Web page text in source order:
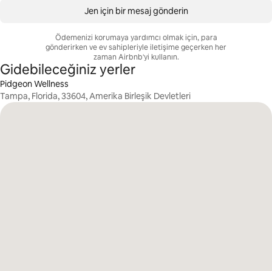
Jen için bir mesaj gönderin
Ödemenizi korumaya yardımcı olmak için, para
gönderirken ve ev sahipleriyle iletişime geçerken her
zaman Airbnb'yi kullanın.
Gidebileceğiniz yerler
Pidgeon Wellness
Tampa, Florida, 33604, Amerika Birleşik Devletleri